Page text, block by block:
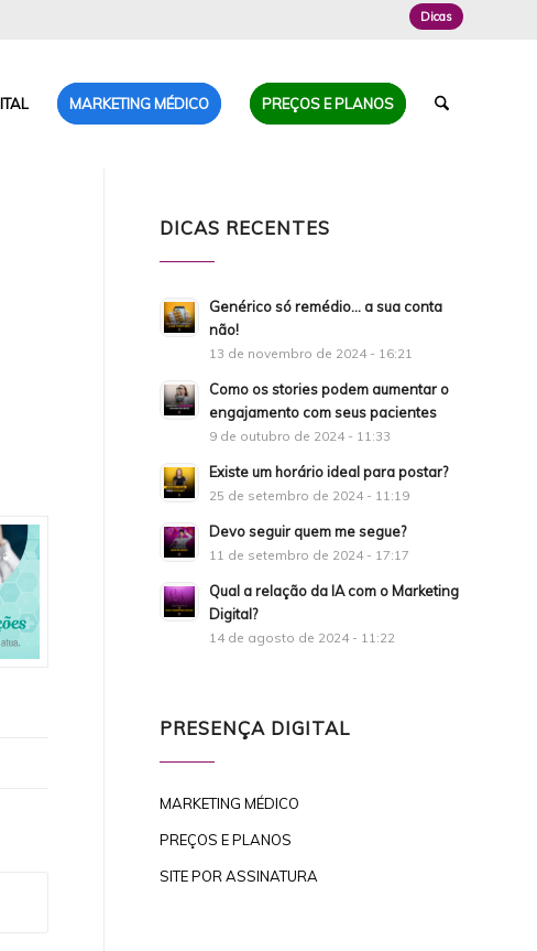
Dicas
MARKETING MÉDICO PREÇOS E PLANOS
DICAS RECENTES
Genérico só remédio… a sua conta
não!
13 de novembro de 2024 - 16:21
Como os stories podem aumentar o
engajamento com seus pacientes
9 de outubro de 2024 - 11:33
Existe um horário ideal para postar?
25 de setembro de 2024 - 11:19
Devo seguir quem me segue?
11 de setembro de 2024 - 17:17
Qual a relação da IA com o Marketing
Digital?
14 de agosto de 2024 - 11:22
PRESENÇA DIGITAL
MARKETING MÉDICO
PREÇOS E PLANOS
SITE POR ASSINATURA